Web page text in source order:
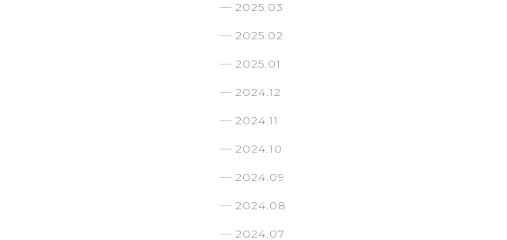
2025.03
2025.02
2025.01
2024.12
2024.11
2024.10
2024.09
2024.08
2024.07